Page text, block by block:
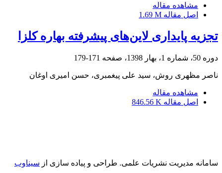
مشاهده مقاله
اصل مقاله 1.69 M
تجزیه پایداری لاین‌های پیشرفته بهاره کلزا
دوره 50، شماره 1، بهار 1398، صفحه 171-179
ناصر مظهری روش، سید علی پیغمبری، حسن امیری اوغان
مشاهده مقاله
اصل مقاله 846.56 K
سامانه مدیریت نشریات علمی. طراحی و پیاده سازی از سیناوب